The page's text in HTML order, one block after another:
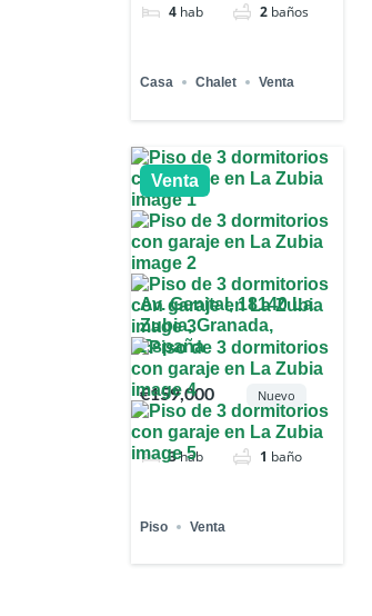
4 hab 2 baños
Casa Chalet Venta
Venta
Av. Genital, 18140 La
Zubia, Granada,
España
€159,000 Nuevo
3hab 1 baño
Piso Venta